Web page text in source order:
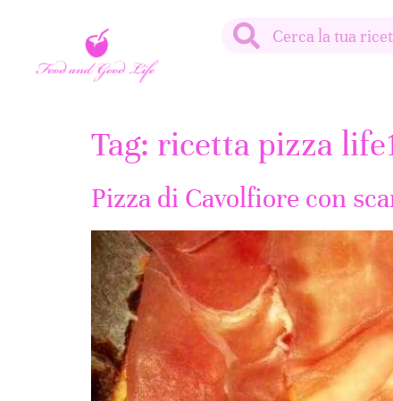
Tag: ricetta pizza
Pizza di Cavolfiore con